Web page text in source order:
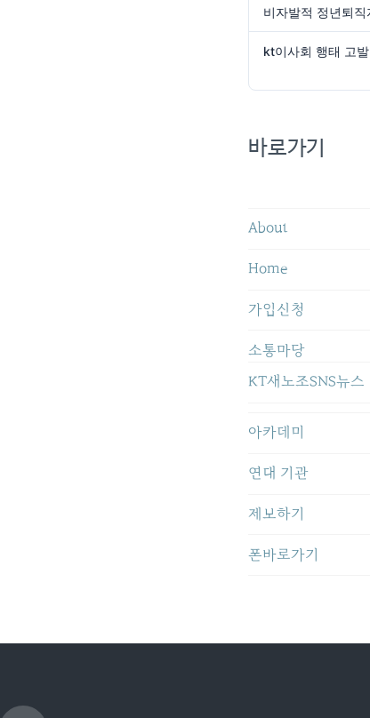
kt이사회 행태 고발
바로가기
About
Home
가입신청
소통마당
KT새노조SNS뉴스
아카데미
연대 기관
제보하기
폰바로가기